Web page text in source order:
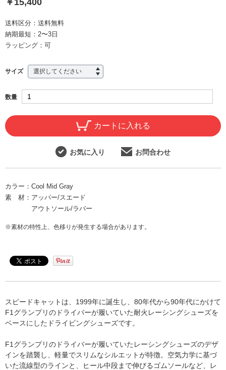
￥15,400
送料区分： 送料無料
納期最短： 2〜3日
ラッピング： 可
サイズ
数量
カートに入れる
お気に入り お問合わせ
カラー： Cool Mid Gray
素 材： アッパー/スエード
アウトソール/ラバー
※素材の特性上、色移りが発生する場合があります。
スピードキャットは、1999年に誕生し、80年代から90年代にかけて
F1グランプリのドライバーが履いていた耐火レーシングシューズを
ベースにしたドライビングシューズです。
F1グランプリのドライバーが履いていたレーシングシューズのデザ
インを踏襲し、軽量でスリムなシルエットが特徴。空気力学に基づ
いた流線型のラインと、ヒール中段まで伸びるゴムソールなど、レ